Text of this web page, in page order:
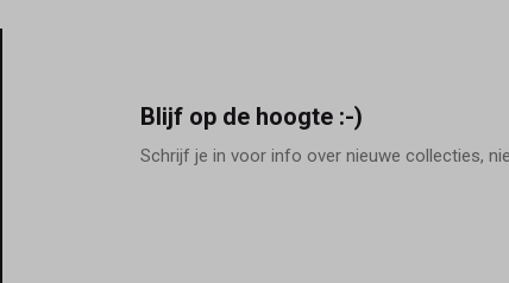
Blijf op de hoogte :-)
Schrijf je in voor info over nieuwe collecties,